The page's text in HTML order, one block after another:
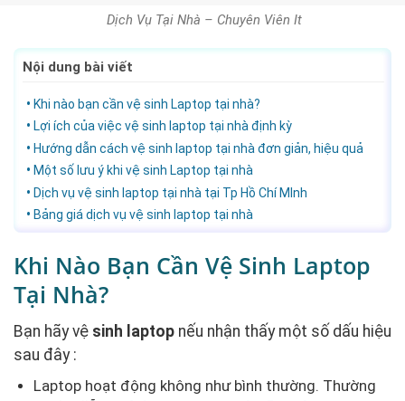
Dịch Vụ Tại Nhà – Chuyên Viên It
Nội dung bài viết
Khi nào bạn cần vệ sinh Laptop tại nhà?
Lợi ích của việc vệ sinh laptop tại nhà định kỳ
Hướng dẫn cách vệ sinh laptop tại nhà đơn giản, hiệu quả
Một số lưu ý khi vệ sinh Laptop tại nhà
Dịch vụ vệ sinh laptop tại nhà tại Tp Hồ Chí MInh
Bảng giá dịch vụ vệ sinh laptop tại nhà
Khi Nào Bạn Cần Vệ Sinh Laptop
Tại Nhà?
Bạn hãy vệ sinh laptop nếu nhận thấy một số dấu hiệu
sau đây :
Laptop hoạt động không như bình thường. Thường